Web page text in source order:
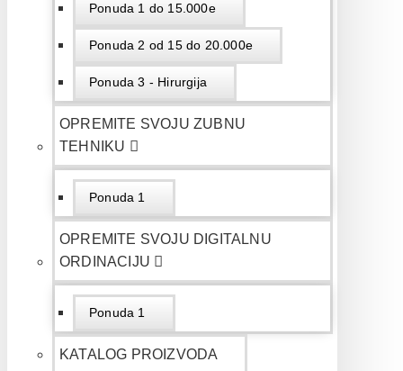
Ponuda 1 do 15.000e
Ponuda 2 od 15 do 20.000e
Ponuda 3 - Hirurgija
OPREMITE SVOJU ZUBNU
TEHNIKU
Ponuda 1
OPREMITE SVOJU DIGITALNU
ORDINACIJU
Ponuda 1
KATALOG PROIZVODA